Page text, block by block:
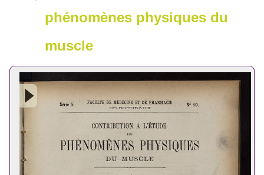
phénomènes physiques du
muscle